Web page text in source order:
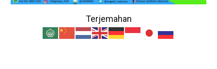
Terjemahan